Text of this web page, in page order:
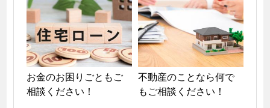
お金のお困りごともご
相談ください！
不動産のことなら何で
もご相談ください！